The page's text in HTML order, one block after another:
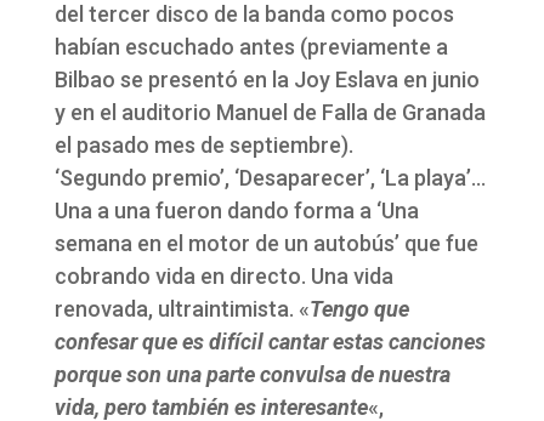
del tercer disco de la banda como pocos
habían escuchado antes (previamente a
Bilbao se presentó en la Joy Eslava en junio
y en el auditorio Manuel de Falla de Granada
el pasado mes de septiembre).
‘Segundo premio’, ‘Desaparecer’, ‘La playa’…
Una a una fueron dando forma a ‘Una
semana en el motor de un autobús’ que fue
cobrando vida en directo. Una vida
renovada, ultraintimista. «Tengo que
confesar que es difícil cantar estas canciones
porque son una parte convulsa de nuestra
vida, pero también es interesante«,